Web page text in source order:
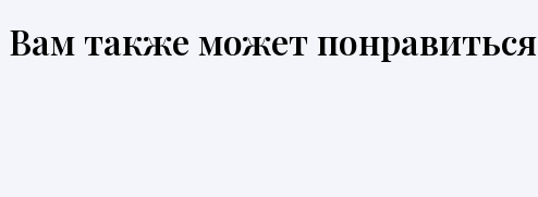
Вам также может понравиться